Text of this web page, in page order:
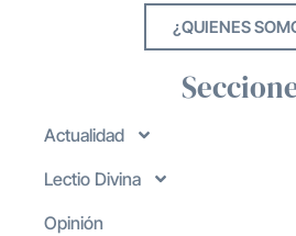
¿QUIENES
Actualidad
Lectio Divina
Opinión